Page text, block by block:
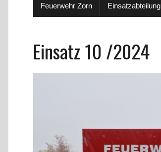
Feuerwehr Zorn Einsatzabteilung
Einsatz 10 /2024